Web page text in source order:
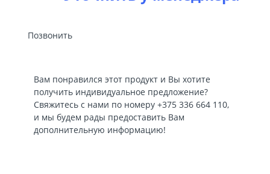
Позвонить
Вам понравился этот продукт и Вы хотите
получить индивидуальное предложение?
Свяжитесь с нами по номеру +375 336 664 110,
и мы будем рады предоставить Вам
дополнительную информацию!